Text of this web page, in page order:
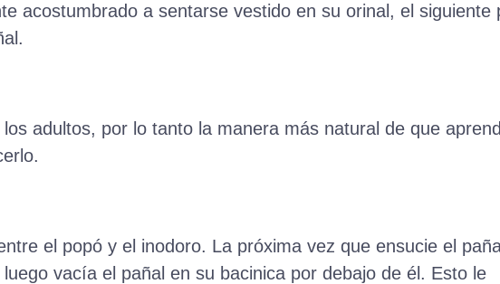
acostumbrado a sentarse vestido en su orinal, el siguiente
adultos, por lo tanto la manera más natural de que
el popó y el inodoro. La próxima vez que ensucie el
luego vacía el pañal en su bacinica por debajo de él. Esto le